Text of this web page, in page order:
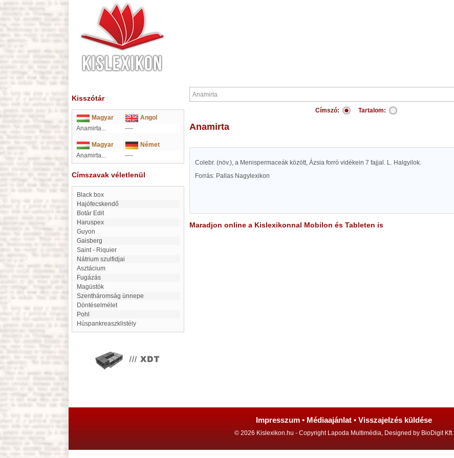
Kisszótár
Magyar
Angol
Anamirta...
----
Magyar
Német
Anamirta...
----
Címszavak véletlenül
black box
Hajófecskendő
Botár Edit
Haruspex
Guyon
Gaisberg
Saint - Riquier
Nátrium szulfidjai
asztácium
fugázás
Magüstök
Szentháromság ünnepe
Döntéselmélet
Pohl
Húspankreaszklistély
Címszó: Tartalom:
Anamirta
Colebr. (növ.), a Menispermaceák között, Ázsia forró vidékein 7 fajjal. L. Halgyilok.
Forrás: Pallas Nagylexikon
Maradjon online a Kislexikonnal Mobilon és Tableten is
Impresszum • Médiaajánlat • Visszajelzés küldése
© 2026 Kislexikon.hu - Copyright Lapoda Multimédia, Designed by BioDigit Kft.